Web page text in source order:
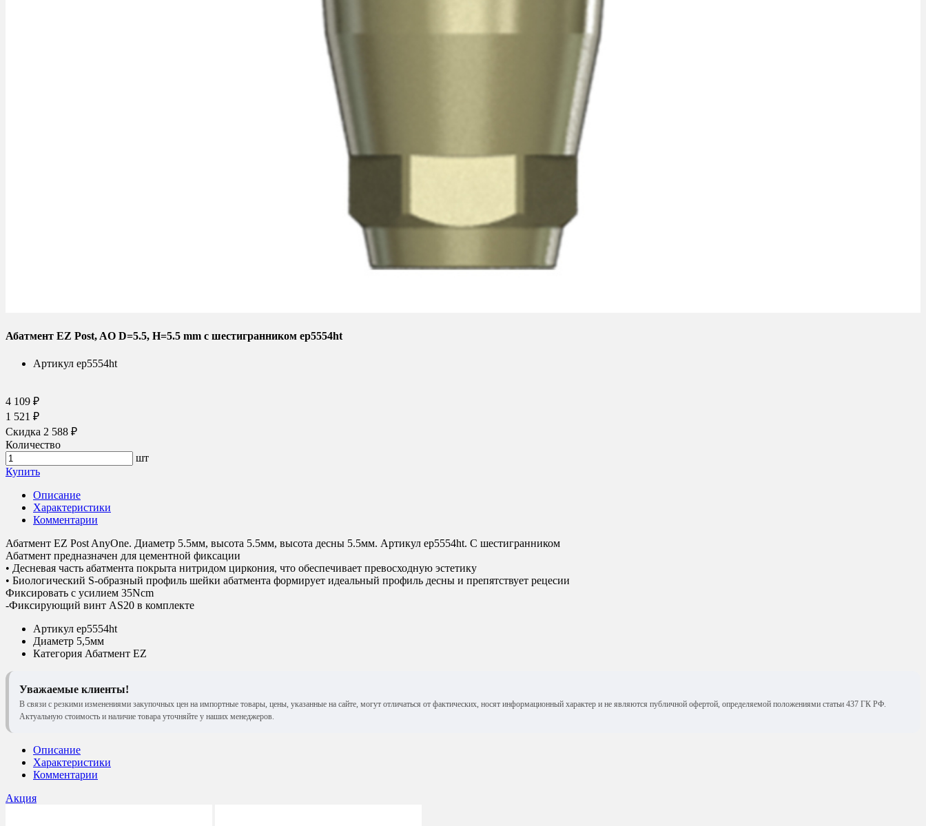
Абатмент EZ Post, AO D=5.5, H=5.5 mm с шестигранником ep5554ht
Артикул ep5554ht
4 109 ₽
1 521 ₽
Скидка 2 588 ₽
Количество
шт
Купить
Описание
Характеристики
Комментарии
Абатмент EZ Post AnyOne. Диаметр 5.5мм, высота 5.5мм, высота десны 5.5мм. Артикул ep5554ht. С шестигранником
Абатмент предназначен для цементной фиксации
• Десневая часть абатмента покрыта нитридом циркония, что обеспечивает превосходную эстетику
• Биологический S-образный профиль шейки абатмента формирует идеальный профиль десны и препятствует рецесии
Фиксировать с усилием 35Ncm
-Фиксирующий винт AS20 в комплекте
Артикул ep5554ht
Диаметр 5,5мм
Категория Абатмент EZ
Уважаемые клиенты!
В связи с резкими изменениями закупочных цен на импортные товары, цены, указанные на сайте, могут отличаться от фактических, носят информационный характер и не являются публичной офертой, определяемой положениями статьи 437 ГК РФ.
Актуальную стоимость и наличие товара уточняйте у наших менеджеров.
Описание
Характеристики
Комментарии
Акция